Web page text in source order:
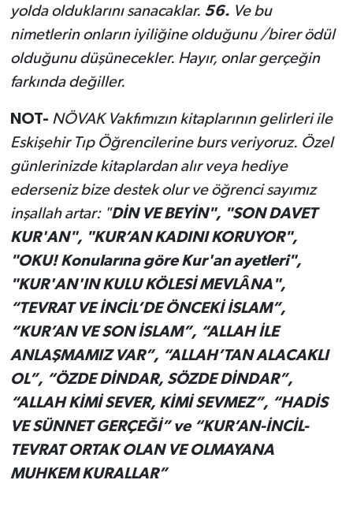
yolda olduklarını sanacaklar. 56. Ve bu
nimetlerin onların iyiliğine olduğunu /birer ödül
olduğunu düşünecekler. Hayır, onlar gerçeğin
farkında değiller.
NOT- NÖVAK Vakfımızın kitaplarının gelirleri ile
Eskişehir Tıp Öğrencilerine burs veriyoruz. Özel
günlerinizde kitaplardan alır veya hediye
ederseniz bize destek olur ve öğrenci sayımız
inşallah artar: "DİN VE BEYİN", "SON DAVET
KUR'AN", "KUR’AN KADINI KORUYOR",
"OKU! Konularına göre Kur'an ayetleri",
"KUR'AN'IN KULU KÖLESİ MEVLȂNA",
“TEVRAT VE İNCİL’DE ÖNCEKİ İSLAM”,
“KUR’AN VE SON İSLAM”, “ALLAH İLE
ANLAŞMAMIZ VAR”, “ALLAH’TAN ALACAKLI
OL”, “ÖZDE DİNDAR, SÖZDE DİNDAR”,
“ALLAH KİMİ SEVER, KİMİ SEVMEZ”, “HADİS
VE SÜNNET GERÇEĞİ” ve “KUR’AN-İNCİL-
TEVRAT ORTAK OLAN VE OLMAYANA
MUHKEM KURALLAR”